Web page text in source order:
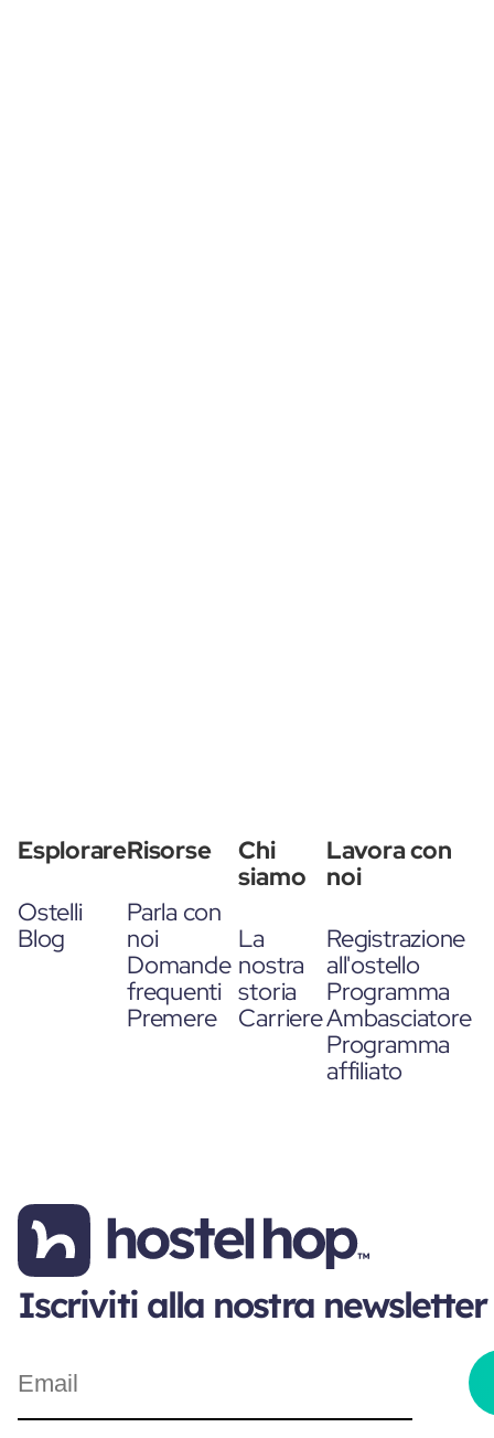
Esplorare
Ostelli
Blog
Risorse
Parla con
noi
Domande
frequenti
Premere
Chi
siamo
La
nostra
storia
Carriere
Lavora con
noi
Registrazione
all'ostello
Programma
Ambasciatore
Programma
affiliato
Iscriviti alla nostra newsletter